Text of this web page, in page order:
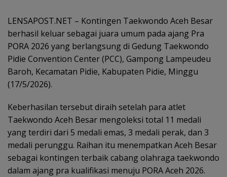
LENSAPOST.NET – Kontingen Taekwondo Aceh Besar
berhasil keluar sebagai juara umum pada ajang Pra
PORA 2026 yang berlangsung di Gedung Taekwondo
Pidie Convention Center (PCC), Gampong Lampeudeu
Baroh, Kecamatan Pidie, Kabupaten Pidie, Minggu
(17/5/2026).
Keberhasilan tersebut diraih setelah para atlet
Taekwondo Aceh Besar mengoleksi total 11 medali
yang terdiri dari 5 medali emas, 3 medali perak, dan 3
medali perunggu. Raihan itu menempatkan Aceh Besar
sebagai kontingen terbaik cabang olahraga taekwondo
dalam ajang pra kualifikasi menuju PORA Aceh 2026.